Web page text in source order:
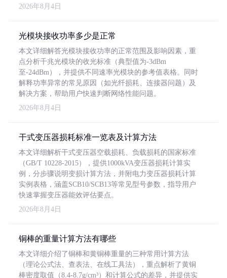
2026年8月4日
光模块接收功率多少是正常
本文详细解答光模块接收功率的正常范围及影响因素，重
点分析千兆光模块的收光标准（典型值为-3dBm
至-24dBm），并提供不同速率光模块的参考值表格。同时
解释功率异常的常见原因（如光纤损耗、连接器问题）及
解决方案，帮助用户快速判断网络性能问题。
2026年8月4日
干式变压器损耗标准一览表及计算方法
本文详细解析干式变压器空载损耗、负载损耗的国家标准
（GB/T 10228-2015），提供1000kVA变压器损耗计算实
例，分步骤说明变损计算方法，并附电力变压器损耗计算
实例表格，涵盖SCB10/SCB13等常见型号参数，指导用户
快速掌握变压器能效评估要点。
2026年8月4日
铜棒的重量计算方法有哪些
本文详细介绍了铜棒和黄铜棒重量的三种常用计算方法
（理论公式法、查表法、在线工具法），重点解析了黄铜
棒密度取值（8.4-8.7g/cm³）和计算公式的差异，并提供实